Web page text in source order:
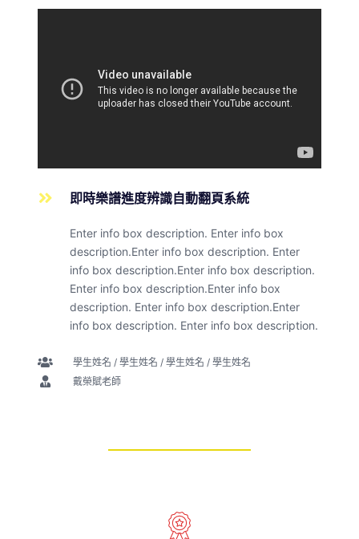
即時樂譜進度辨識自動翻頁系統
Enter info box description. Enter info box
description.Enter info box description. Enter
info box description.Enter info box description.
Enter info box description.Enter info box
description. Enter info box description.Enter
info box description. Enter info box description.
學生姓名 / 學生姓名 / 學生姓名 / 學生姓名
戴榮賦老師